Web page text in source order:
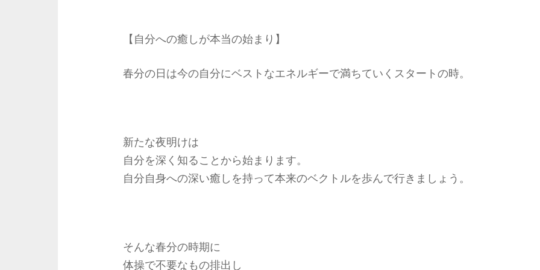
【自分への癒しが本当の始まり】
春分の日は今の自分にベストなエネルギーで満ちていくスタートの時。
新たな夜明けは
自分を深く知ることから始まります。
自分自身への深い癒しを持って本来のベクトルを歩んで行きましょう。
そんな春分の時期に
体操で不要なもの排出し